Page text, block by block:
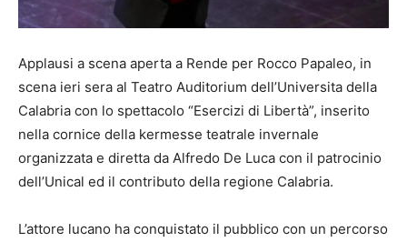
Applausi a scena aperta a Rende per Rocco Papaleo, in
scena ieri sera al Teatro Auditorium dell’Universita della
Calabria con lo spettacolo “Esercizi di Libertà”, inserito
nella cornice della kermesse teatrale invernale
organizzata e diretta da Alfredo De Luca con il patrocinio
dell’Unical ed il contributo della regione Calabria.
L’attore lucano ha conquistato il pubblico con un percorso